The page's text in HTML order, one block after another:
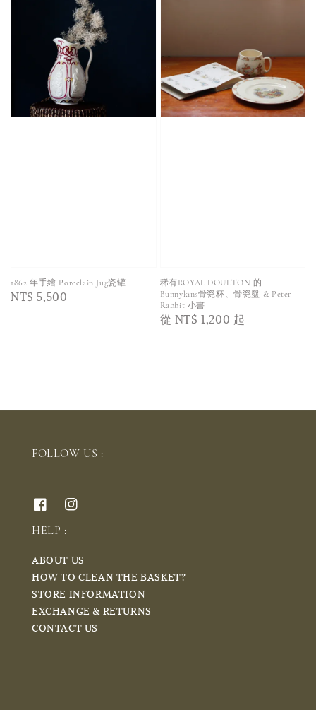
1862 年手繪 Porcelain Jug瓷罐
Regular
NT$ 5,500
稀有ROYAL DOULTON 的
Bunnykins骨瓷杯、骨瓷盤 & Peter
Rabbit 小書
Regular
從 NT$ 1,200 起
FOLLOW US :
HELP :
ABOUT US
HOW TO CLEAN THE BASKET?
STORE INFORMATION
EXCHANGE & RETURNS
CONTACT US